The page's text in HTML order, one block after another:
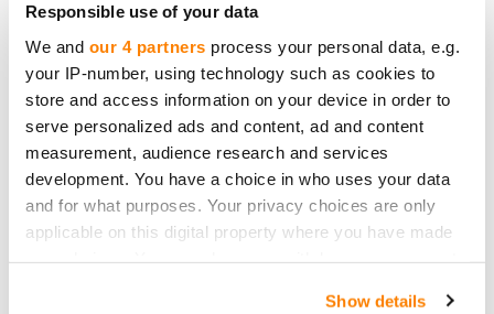
Responsible use of your data
We and our 4 partners process your personal data, e.g.
your IP-number, using technology such as cookies to
store and access information on your device in order to
serve personalized ads and content, ad and content
measurement, audience research and services
development. You have a choice in who uses your data
and for what purposes. Your privacy choices are only
applicable on this digital property where you have made
Show details
Talvez o insight humano mais valioso? O sucesso
no crowdfunding não é puramente racional. Ele
apela àcomunidade, confiança e emoção.
Investidores não financiam apenas projetos —
financiam pessoas
Portanto, se és um fundador de startup com uma
ideia brilhante, lembra-te disto:
não é só o que